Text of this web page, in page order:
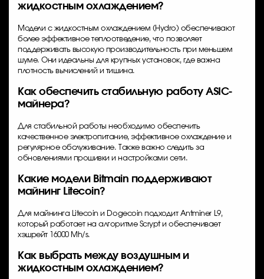
жидкостным охлаждением?
Модели с жидкостным охлаждением (Hydro) обеспечивают
более эффективное теплоотведение, что позволяет
поддерживать высокую производительность при меньшем
шуме. Они идеальны для крупных установок, где важна
плотность вычислений и тишина.
Как обеспечить стабильную работу ASIC-
майнера?
Для стабильной работы необходимо обеспечить
качественное электропитание, эффективное охлаждение и
регулярное обслуживание. Также важно следить за
обновлениями прошивки и настройками сети.
Какие модели Bitmain поддерживают
майнинг Litecoin?
Для майнинга Litecoin и Dogecoin подходит Antminer L9,
который работает на алгоритме Scrypt и обеспечивает
хэшрейт 16000 Mh/s.
Как выбрать между воздушным и
жидкостным охлаждением?